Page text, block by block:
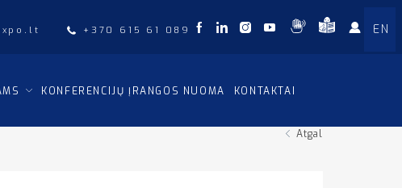
+370 615 61 089 EN
KONFERENCIJŲ ĮRANGOS NUOMA KONTAKTAI
Atgal